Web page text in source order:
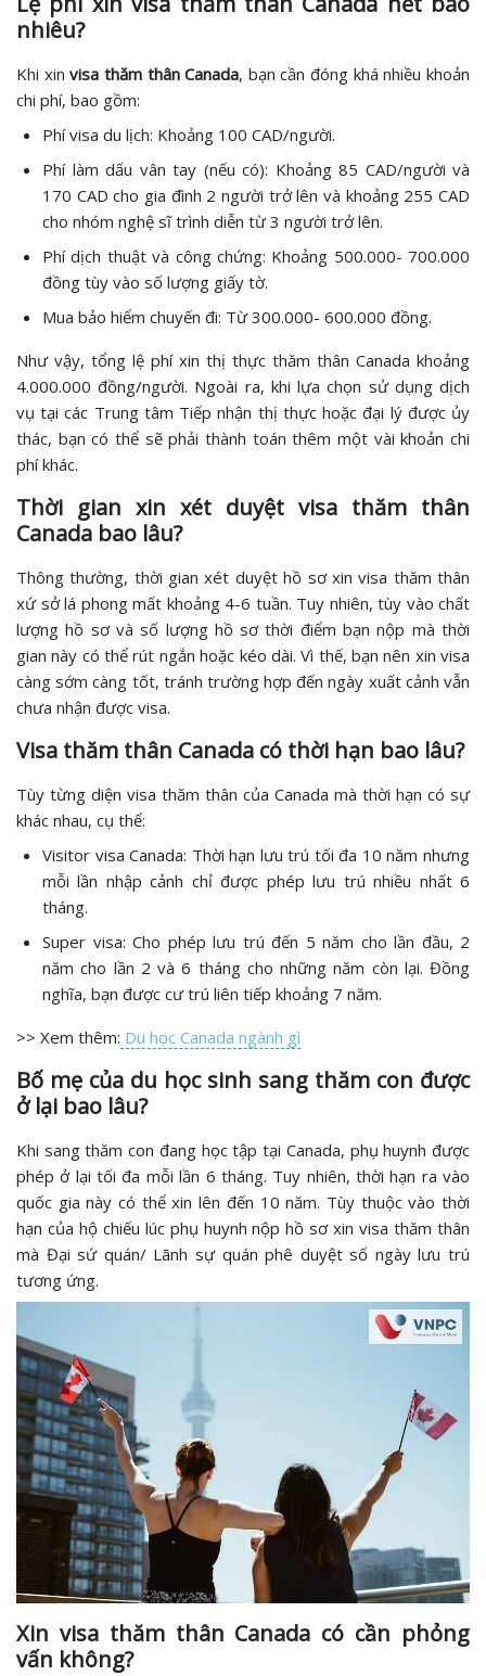
nhiêu?
Khi xinvisa thăm thân Canada, bạn cần đóng khá nhiều khoản
chi phí, bao gồm:
Phí visa du lịch: Khoảng 100 CAD/người.
Phí làm dấu vân tay (nếu có): Khoảng 85 CAD/người và
170 CAD cho gia đình 2 người trở lên và khoảng 255 CAD
cho nhóm nghệ sĩ trình diễn từ 3 người trở lên.
Phí dịch thuật và công chứng: Khoảng 500.000- 700.000
đồng tùy vào số lượng giấy tờ.
Mua bảo hiểm chuyến đi: Từ 300.000- 600.000 đồng.
Như vậy, tổng lệ phí xin thị thực thăm thân Canada khoảng
4.000.000 đồng/người. Ngoài ra, khi lựa chọn sử dụng dịch
vụ tại các Trung tâm Tiếp nhận thị thực hoặc đại lý được ủy
thác, bạn có thể sẽ phải thành toán thêm một vài khoản chi
phí khác.
Thời gian xin xét duyệt visa thăm thân
Canada bao lâu?
Thông thường, thời gian xét duyệt hồ sơ xin visa thăm thân
xứ sở lá phong mất khoảng 4-6 tuần. Tuy nhiên, tùy vào chất
lượng hồ sơ và số lượng hồ sơ thời điểm bạn nộp mà thời
gian này có thể rút ngắn hoặc kéo dài. Vì thế, bạn nên xin visa
càng sớm càng tốt, tránh trường hợp đến ngày xuất cảnh vẫn
chưa nhận được visa.
Visa thăm thân Canada có thời hạn bao lâu?
Tùy từng diện visa thăm thân của Canada mà thời hạn có sự
khác nhau, cụ thể:
Visitor visa Canada: Thời hạn lưu trú tối đa 10 năm nhưng
mỗi lần nhập cảnh chỉ được phép lưu trú nhiều nhất 6
tháng.
Super visa: Cho phép lưu trú đến 5 năm cho lần đầu, 2
năm cho lần 2 và 6 tháng cho những năm còn lại. Đồng
nghĩa, bạn được cư trú liên tiếp khoảng 7 năm.
>> Xem thêm: Du học Canada ngành gì
Bố mẹ của du học sinh sang thăm con được
ở lại bao lâu?
Khi sang thăm con đang học tập tại Canada, phụ huynh được
phép ở lại tối đa mỗi lần 6 tháng. Tuy nhiên, thời hạn ra vào
quốc gia này có thể xin lên đến 10 năm. Tùy thuộc vào thời
hạn của hộ chiếu lúc phụ huynh nộp hồ sơ xin visa thăm thân
mà Đại sứ quán/ Lãnh sự quán phê duyệt số ngày lưu trú
tương ứng.
Xin visa thăm thân Canada có cần phỏng
vấn không?